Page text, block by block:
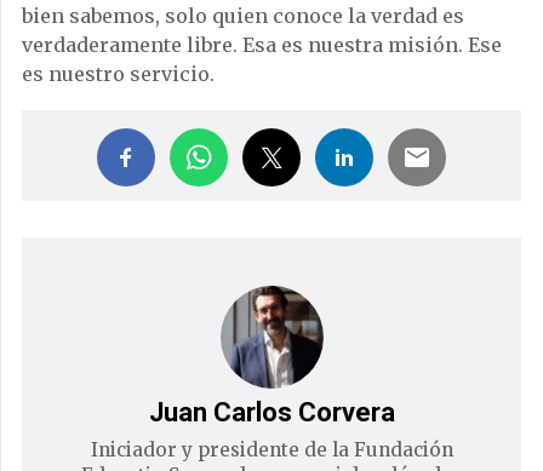
bien sabemos, solo quien conoce la verdad es
verdaderamente libre. Esa es nuestra misión. Ese
es nuestro servicio.
Juan Carlos Corvera
Iniciador y presidente de la Fundación